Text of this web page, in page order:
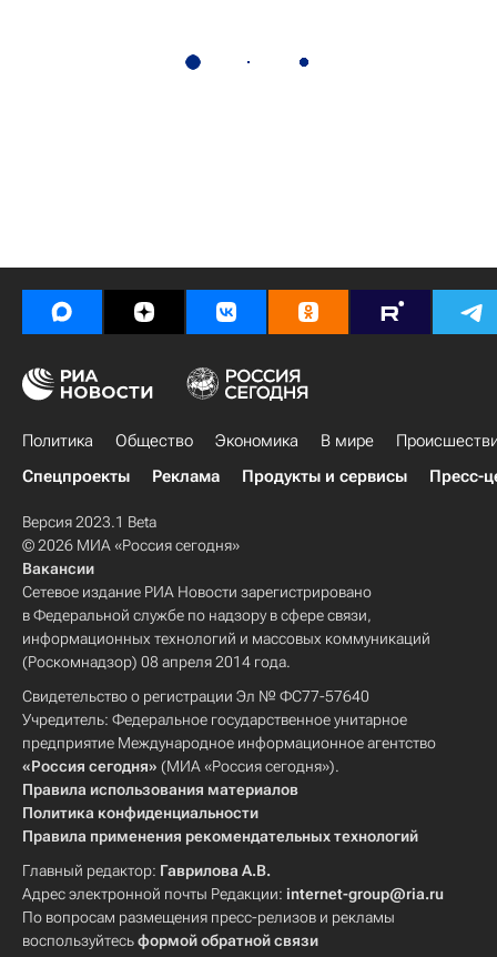
Политика Общество Экономика В мире
Спецпроекты
Реклама Продукты и сервисы Пресс-
Версия 2023.1 Beta
© 2026 МИА «Россия сегодня»
Вакансии
Сетевое издание РИА Новости зарегистрировано
в Федеральной службе по надзору в сфере связи,
информационных технологий и массовых коммуникаций
(Роскомнадзор) 08 апреля 2014 года.
Свидетельство о регистрации Эл № ФС77-57640
Учредитель: Федеральное государственное унитарное
предприятие Международное информационное агентство
«Россия сегодня» (МИА «Россия сегодня»).
Правила использования материалов
Политика конфиденциальности
Правила применения рекомендательных технологий
Главный редактор: Гаврилова А.В.
Адрес электронной почты Редакции: internet-group@ria.ru
По вопросам размещения пресс-релизов и рекламы
воспользуйтесьформой обратной связи